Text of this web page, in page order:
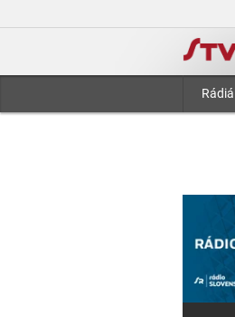
Rádiá